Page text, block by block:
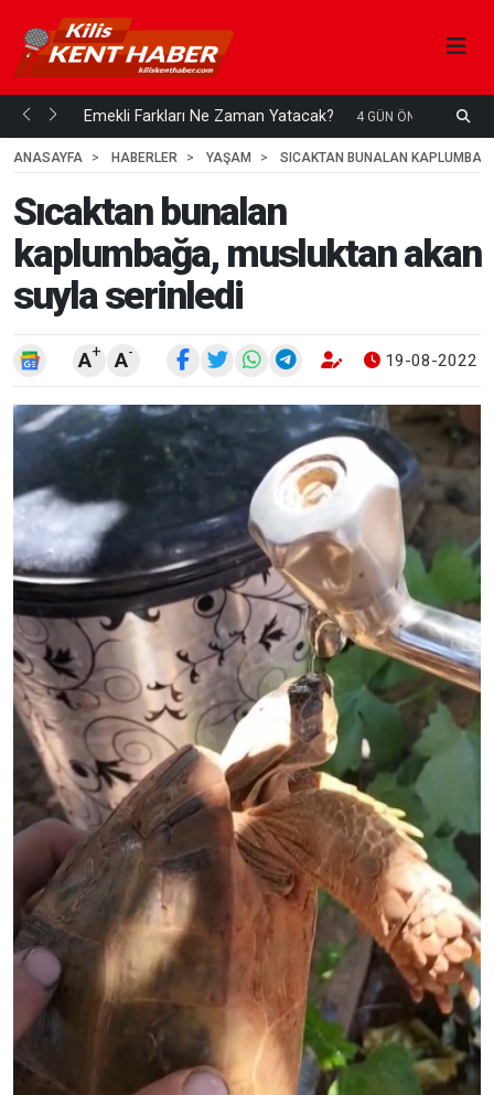
mi... Emekli Farkları Ne Zaman Yatacak? 4 GÜN ÖNCE
ANASAYFA
HABERLER YAŞAM SICAKTAN BUNALAN
Sıcaktan bunalan
kaplumbağa, musluktan akan
suyla serinledi
A+ A- 19-08-2022